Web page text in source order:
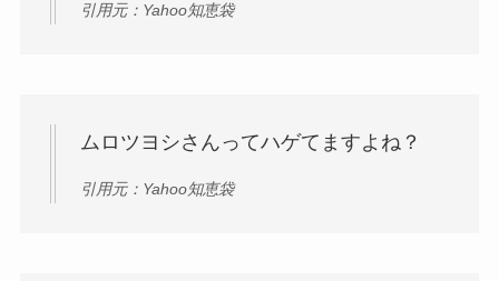
引用元：Yahoo知恵袋
ムロツヨシさんってハゲてますよね？
引用元：Yahoo知恵袋